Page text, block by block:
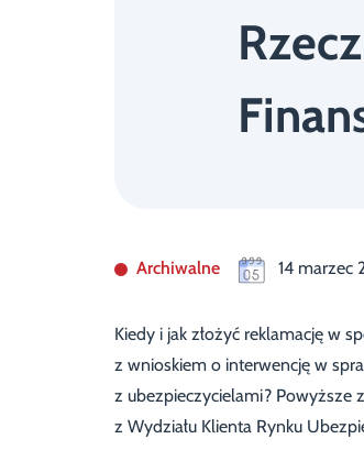
Archiwalne 14 marzec
Kiedy i jak złożyć reklamację w
z wnioskiem o interwencję w
z ubezpieczycielami? Powyższe
z Wydziału Klienta Rynku